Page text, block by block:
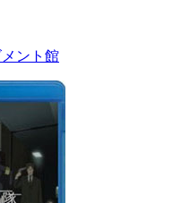
ント館